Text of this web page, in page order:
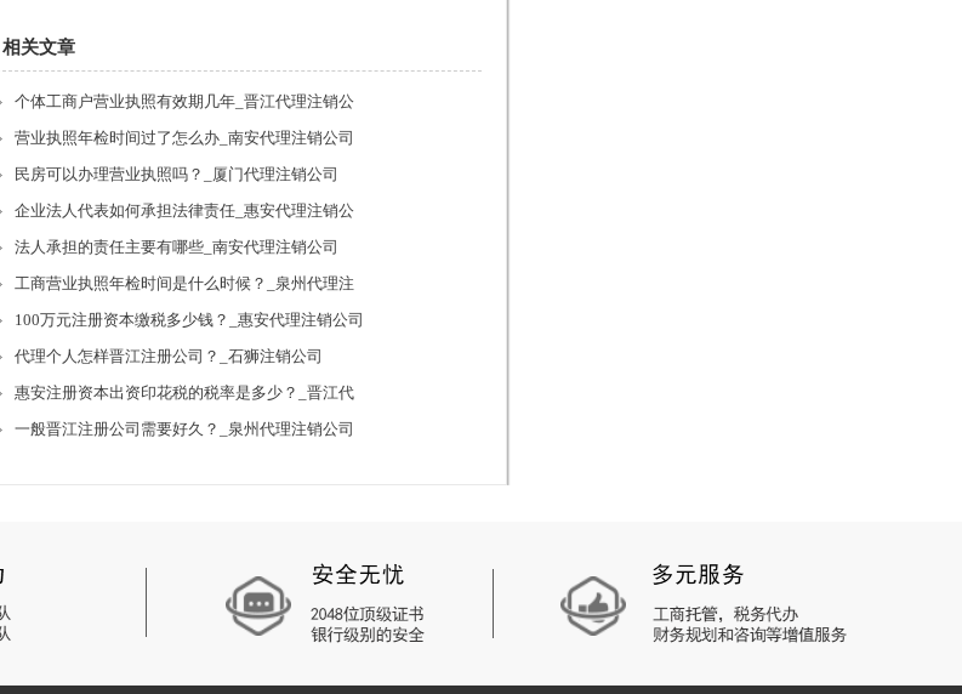
相关文章
个体工商户营业执照有效期几年_晋江代理注销公
营业执照年检时间过了怎么办_南安代理注销公司
民房可以办理营业执照吗？_厦门代理注销公司
企业法人代表如何承担法律责任_惠安代理注销公
法人承担的责任主要有哪些_南安代理注销公司
工商营业执照年检时间是什么时候？_泉州代理注
100万元注册资本缴税多少钱？_惠安代理注销公司
代理个人怎样晋江注册公司？_石狮注销公司
惠安注册资本出资印花税的税率是多少？_晋江代
一般晋江注册公司需要好久？_泉州代理注销公司